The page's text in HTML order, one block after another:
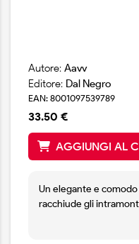
Autore: Aavv
Editore: Dal Negro
EAN: 8001097539789
33.50 €
AGGIUNGI AL
Un elegante e
racchiude gli
appassionati di tutte